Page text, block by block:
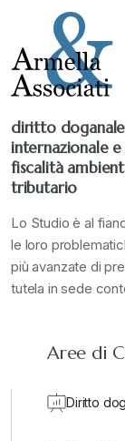
diritto
internazionale e
fiscalità
tributario
Lo Studio è al
le loro
più avanzate di
tutela in sede
Aree di
Diritto